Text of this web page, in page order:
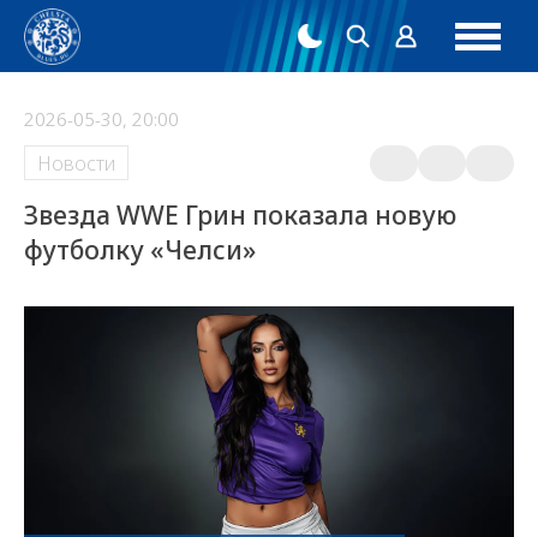
2026-05-30, 20:00
Новости
Звезда WWE Грин показала новую
футболку «Челси»